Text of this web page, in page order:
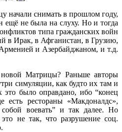
начали снимать в прошлом году,
ещё не была на слуху. Но и тогда
типа гражданских войн
в Ирак, в Афганистан, в Грузию,
и Азербайджаном, и т.д.
Матрицы? Раньше авторы
симуляции, как будто их там и
было оправдано, ибо “конец
есть рестораны «Макдоналдс»,
воевать” и так далее. Но
не так, что разрушение соц.